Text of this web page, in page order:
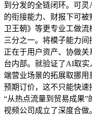
到分发的全链闭环。可
的衔接能力、财报下可
卫王朝》等更专业工做
三分之一。将模子能力
正在于用户资产、协做
台内部。就验证了AI取
端营业场景的拓展取挪
预期订价，这不只能快速
“从热点流量到贸易成果
视频公司成立了深度合